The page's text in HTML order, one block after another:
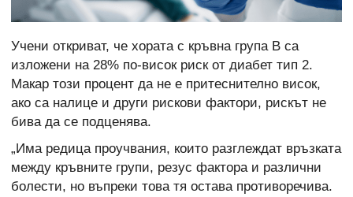
Учени откриват, че хората с кръвна група B са
изложени на 28% по-висок риск от диабет тип 2.
Макар този процент да не е притеснително висок,
ако са налице и други рискови фактори, рискът не
бива да се подценява.
„Има редица проучвания, които разглеждат връзката
между кръвните групи, резус фактора и различни
болести, но въпреки това тя остава противоречива.